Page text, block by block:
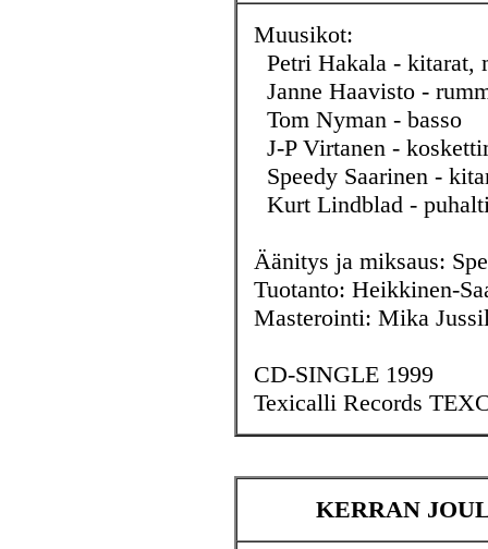
Muusikot:
Petri Hakala - kitarat,
Janne Haavisto -
Tom Nyman - basso
J-P Virtanen -
Speedy Saarinen -
Kurt Lindblad -
Äänitys ja miksaus:
Tuotanto: Heikkinen-
Masterointi: Mika
CD-SINGLE 1999
Texicalli Records
KERRAN